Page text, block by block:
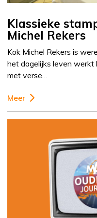
Klassieke
Michel Rekers
Kok Michel Rekers is
het dagelijks leven werkt
met verse…
Meer